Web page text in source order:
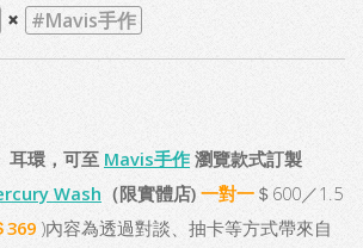
× #Mavis手作
耳環，可至 Mavis手作 瀏覽款式訂製
Wash （限實體店) 一對一 ＄600／1.5
369 )內容為透過對談、抽卡等方式帶來自